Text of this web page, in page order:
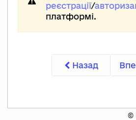
реєстрації/
платформі.
Назад
©